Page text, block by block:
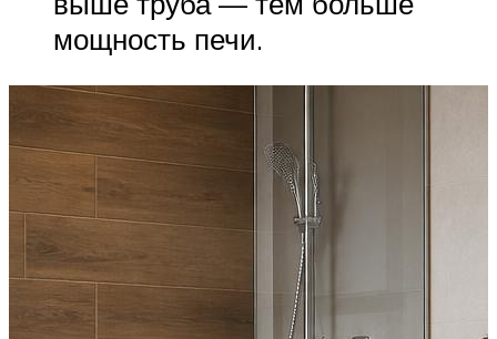
мощность печи.